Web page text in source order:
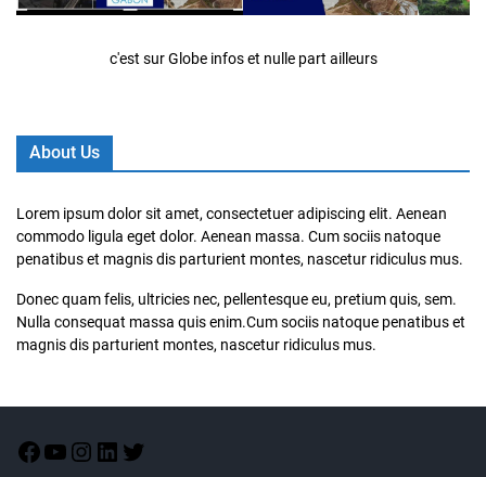
c'est sur Globe infos et nulle part ailleurs
About Us
Lorem ipsum dolor sit amet, consectetuer adipiscing elit. Aenean
commodo ligula eget dolor. Aenean massa. Cum sociis natoque
penatibus et magnis dis parturient montes, nascetur ridiculus mus.
Donec quam felis, ultricies nec, pellentesque eu, pretium quis, sem.
Nulla consequat massa quis enim.Cum sociis natoque penatibus et
magnis dis parturient montes, nascetur ridiculus mus.